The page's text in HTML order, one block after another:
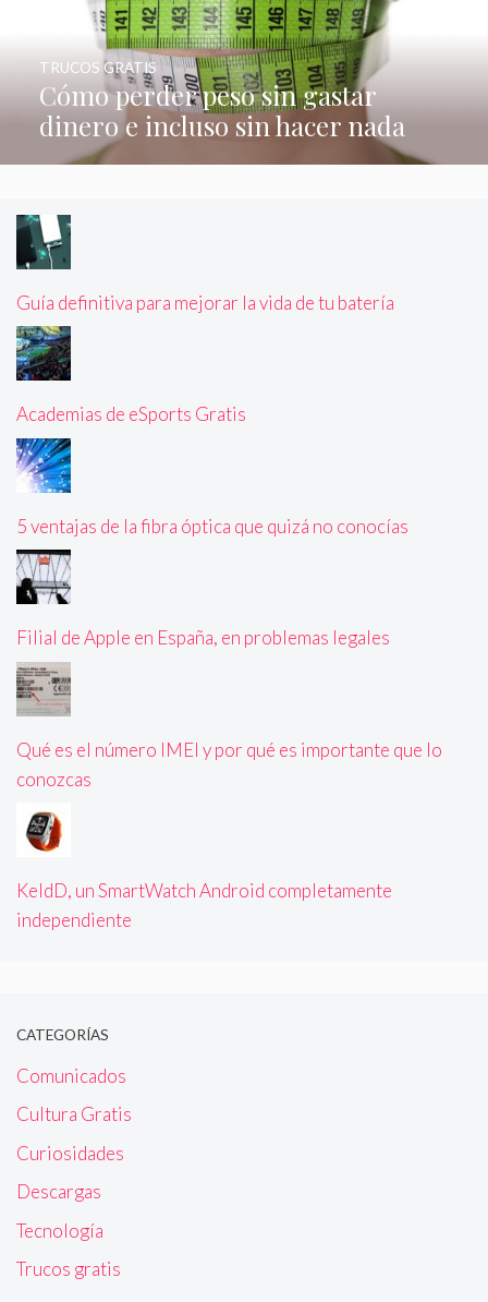
Cómo perder peso sin gastar
dinero e incluso sin hacer nada
TRUCOS GRATIS
Guía definitiva para mejorar la vida de tu batería
Academias de eSports Gratis
5 ventajas de la fibra óptica que quizá no conocías
Filial de Apple en España, en problemas legales
Qué es el número IMEI y por qué es importante que lo
conozcas
KeldD, un SmartWatch Android completamente
independiente
CATEGORÍAS
Comunicados
Cultura Gratis
Curiosidades
Descargas
Tecnología
Trucos gratis